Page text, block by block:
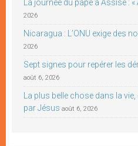
La journée du pape à Assise : «
2026
Nicaragua : L’ONU exige des
2026
Sept signes pour repérer les
août 6, 2026
La plus belle chose dans la vie,
par Jésus août 6, 2026